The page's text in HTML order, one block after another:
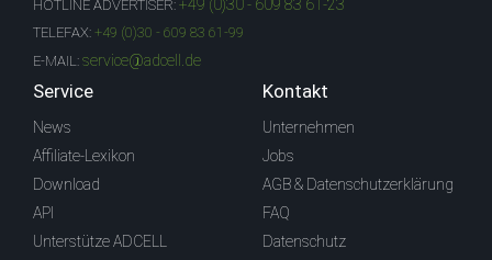
HOTLINE ADVERTISER: +49 (0)30 - 609 83 61-23
TELEFAX: +49 (0)30 - 609 83 61-99
E-MAIL: service@adcell.de
Service
News
Affiliate-Lexikon
Download
API
Unterstütze ADCELL
Kontakt
Unternehmen
Jobs
AGB & Datenschutzerklärung
FAQ
Datenschutz